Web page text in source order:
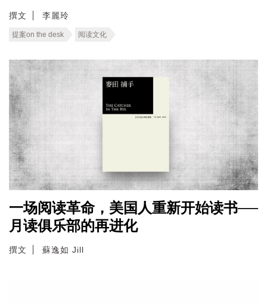
撰文 李麗玲
提案on the desk 阅读文化
一场阅读革命，美国人重新开始读书──
月读俱乐部的再进化
撰文 蘇逸如 Jill